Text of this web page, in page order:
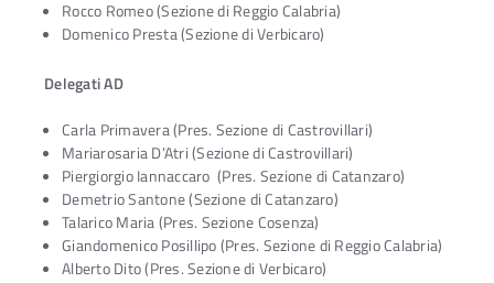
Rocco Romeo (Sezione di Reggio Calabria)
Domenico Presta (Sezione di Verbicaro)
Delegati AD
Carla Primavera (Pres. Sezione di Castrovillari)
Mariarosaria D’Atri (Sezione di Castrovillari)
Piergiorgio Iannaccaro (Pres. Sezione di Catanzaro)
Demetrio Santone (Sezione di Catanzaro)
Talarico Maria (Pres. Sezione Cosenza)
Giandomenico Posillipo (Pres. Sezione di Reggio Calabria)
Alberto Dito (Pres. Sezione di Verbicaro)